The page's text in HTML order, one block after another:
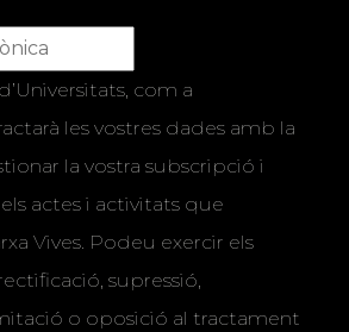
com a
les vostres dades amb la
la vostra subscripció i
actes i activitats que
Vives. Podeu exercir els
supressió,
o oposició al tractament